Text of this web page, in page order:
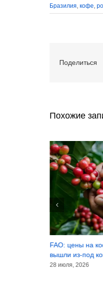
Бразилия кофе
Поделиться
Похожие
FAO: цены на
вышли из-под
28 июля, 2026